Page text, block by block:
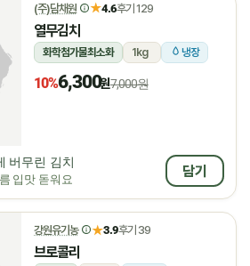
(주)담채원 ★4.6후기 129
열무김치
화학첨가물최소화 1kg 냉장
10%6,300원7,000원
버무린 김치
입맛 돋워요
담기
강원유기농 ★3.9후기 39
브로콜리